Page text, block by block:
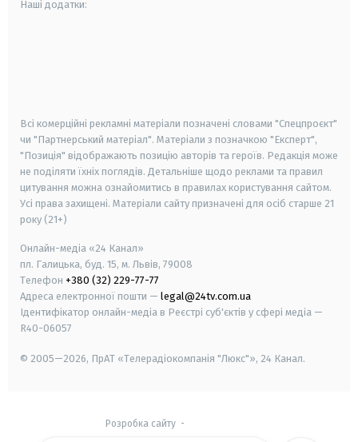
Наші додатки:
Всі комерційні рекламні матеріали позначені словами "Спецпроєкт"
чи "Партнерський матеріал". Матеріали з позначкою "Експерт",
"Позиція" відображають позицію авторів та героїв. Редакція може
не поділяти їхніх поглядів. Детальніше щодо реклами та правил
цитування можна ознайомитись в правилах користування сайтом.
Усі права захищені. Матеріали сайту призначені для осіб старше 21
року (21+)
Онлайн-медіа «24 Канал»
пл. Галицька, буд. 15, м. Львів, 79008
Телефон +380 (32) 229-77-77
Адреса електронної пошти — legal@24tv.com.ua
Ідентифікатор онлайн-медіа в Реєстрі суб'єктів у сфері медіа —
R40-06057
© 2005—2026, ПрАТ «Телерадіокомпанія "Люкс"», 24 Канал.
Розробка сайту-